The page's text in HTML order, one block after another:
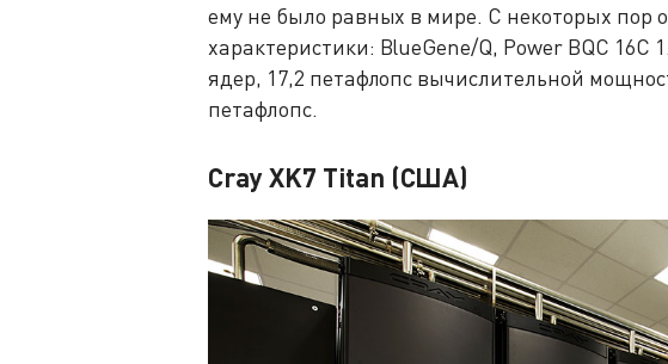
ему не было равных в мире. С некоторых пор
характеристики: BlueGene/Q, Power BQC 16C
ядер, 17,2 петафлопс вычислительной
петафлопс.
Cray XK7 Titan (США)